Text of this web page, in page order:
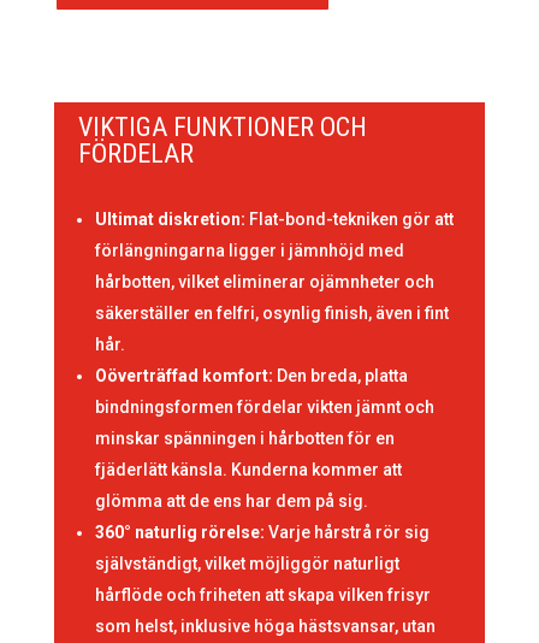
VIKTIGA FUNKTIONER OCH
FÖRDELAR
Ultimat diskretion: Flat-bond-tekniken gör att
förlängningarna ligger i jämnhöjd med
hårbotten, vilket eliminerar ojämnheter och
säkerställer en felfri, osynlig finish, även i fint
hår.
Oöverträffad komfort: Den breda, platta
bindningsformen fördelar vikten jämnt och
minskar spänningen i hårbotten för en
fjäderlätt känsla. Kunderna kommer att
glömma att de ens har dem på sig.
360° naturlig rörelse: Varje hårstrå rör sig
självständigt, vilket möjliggör naturligt
hårflöde och friheten att skapa vilken frisyr
som helst, inklusive höga hästsvansar, utan